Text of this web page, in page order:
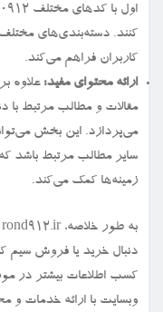
کنند. دسته‌بندی‌های
کاربران فراهم می‌کند.
ارائه محتوای مفید:
مقالات و مطالب مرتبط با
می‌پردازد. این بخش
سایر مطالب مرتبط باشد
زمینه‌ها کمک می‌کند.
دنبال خرید یا فروش سیم
کسب اطلاعات بیشتر در
وبسایت با ارائه خدمات و